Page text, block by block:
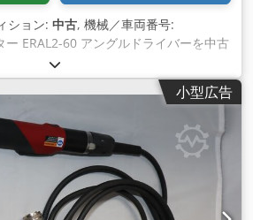
ション: 中古, 機械／車両番号:
ー ERAL2-60 アングルドライバーを中古
ターケーブルを含む電気制御 Desoutter
す。 Cjdscpbcvepfx Agxerf ドライブ：
: 33.0 ft.lb まで 5.9 最大トルク：44.0
ド 長さ：17.4インチ
小型広告